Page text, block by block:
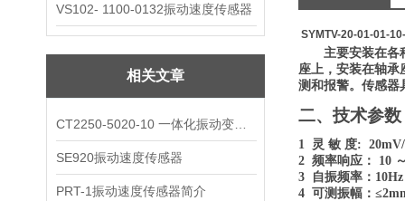
VS102- 1100-0132振动速度传感器
相关文章
SE920振动速度传感器
PRT-1振动速度传感器简介
SYMTV-20-01-01-
主要安装在各
座上，安装在轴承
测和报警。 传感器
二、技术参数
1 灵 敏 度: 20mV/
2 频率响应： 10
3
自振频率： 10Hz
4 可测振幅：